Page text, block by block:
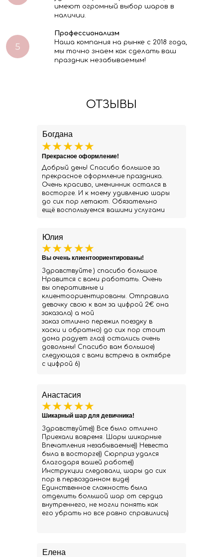
имеют огромный выбор шаров в
наличии.
Профессионализм
Наша компания на рынке с 2018 года,
мы точно знаем как сделать ваш
праздник незабываемым!
ОТЗЫВЫ
Елена
Юлия
Здравствуйте ) спасибо большое.
Нравится с вами работать. Очень
вы оперативные и
клиентоориентированы. Отправила
девочку свою к вам за цифрой 2€ она
заказала) а мой
заказ отлично пережил поездку в
хаски и обратно) до сих пор стоит
дома радует глаз) остались очень
довольны! Спасибо вам большое)
следующая с вами встреча в октябре
с цифрой 6)
Вы очень клиентоориентированы!
Анастасия
Здравствуйте)) Все было отлично
Приехали вовремя. Шары шикарные
Впечатления незабываемые)) Невеста
была в восторге)) Сюрприз удался
благодаря вашей работе))
Инструкции следовали, шары до сих
пор в первозданном виде)
Единственное сложность была
отделить большой шар от сердца
внутреннего, не могли понять как
его убрать но все равно справились)
Шикарный шар для девичника!
Богдана
Добрый день! Спасибо большое за
прекрасное оформление праздника.
Очень красиво, именинник остался в
восторге. И к моему удивлению шары
до сих пор летают. Обязательно
ещё воспользуемся вашими услугами
Прекрасное оформление!